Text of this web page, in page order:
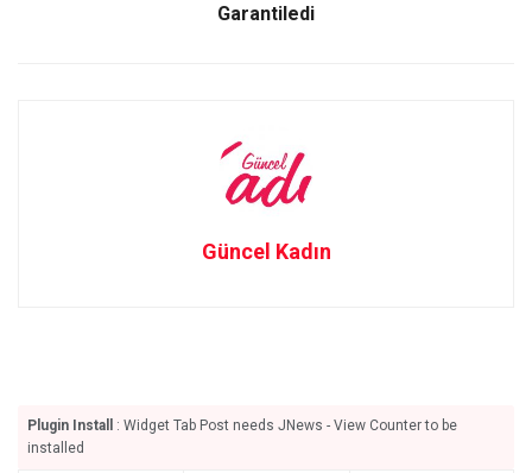
Garantiledi
Güncel Kadın
Plugin Install
: Widget Tab Post needs JNews - View Counter to be
installed